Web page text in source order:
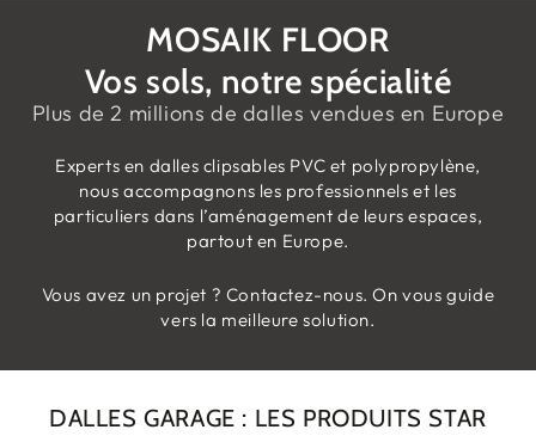
MOSAIK FLOOR
Vos sols, notre spécialité
Plus de 2 millions de dalles vendues en Europe
Experts en dalles clipsables PVC et polypropylène,
nous accompagnons les professionnels et les
particuliers dans l’aménagement de leurs espaces,
partout en Europe.
Vous avez un projet ? Contactez-nous. On vous guide
vers la meilleure solution.
DALLES GARAGE : LES PRODUITS STAR